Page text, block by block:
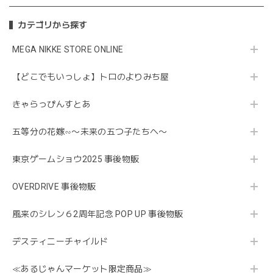
カテゴリから探す
MEGA NIKKE STORE ONLINE
【どこでもいっしょ】トロのよりみち屋
きゃらっぴんすとあ
五等分の花嫁∽〜未来の五つ子たちへ〜
東京ゲームショウ2025 事後物販
OVERDRIVE 事後物販
風来のシレン６2周年記念 POP UP 事後物販
デスティニーチャイルド
≪あるじゃんマーケット限定商品≫